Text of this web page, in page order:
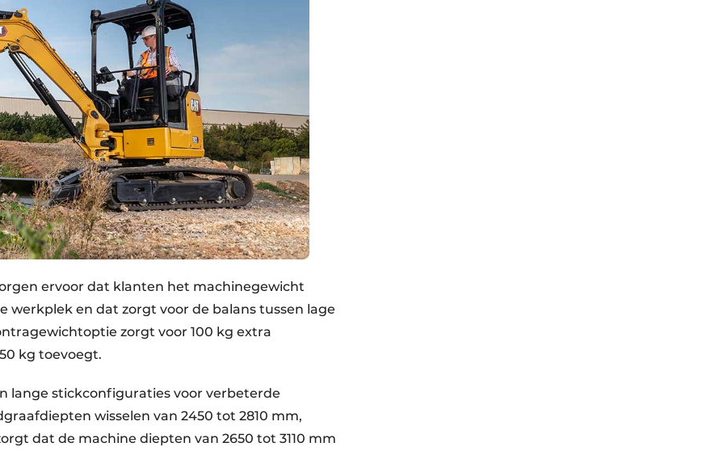
ervoor dat klanten het machinegewicht
werkplek en dat zorgt voor de balans tussen lage
zorgt voor 100 kg extra
kg toevoegt.
lange stickconfiguraties voor verbeterde
wisselen van 2450 tot 2810 mm,
dat de machine diepten van 2650 tot 3110 mm